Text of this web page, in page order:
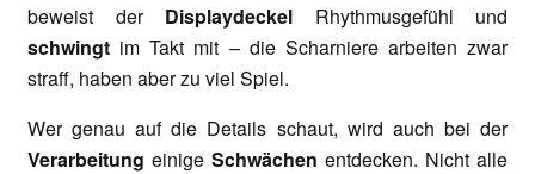
beweist der Displaydeckel Rhythmusgefühl und
schwingt im Takt mit – die Scharniere arbeiten zwar
straff, haben aber zu viel Spiel.
Wer genau auf die Details schaut, wird auch bei der
Verarbeitung einige Schwächen entdecken. Nicht alle